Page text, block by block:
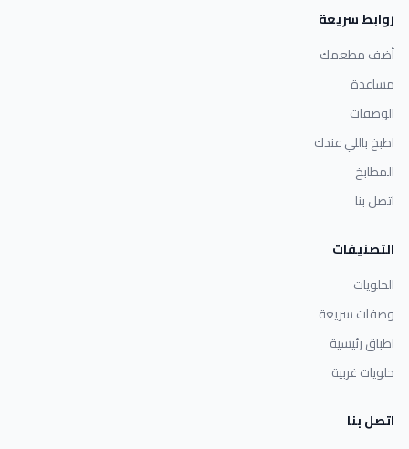
روابط سريعة
أضف مطعمك
مساعدة
الوصفات
اطبخ باللي عندك
المطابخ
اتصل بنا
التصنيفات
الحلويات
وصفات سريعة
اطباق رئيسية
حلويات غربية
اتصل بنا